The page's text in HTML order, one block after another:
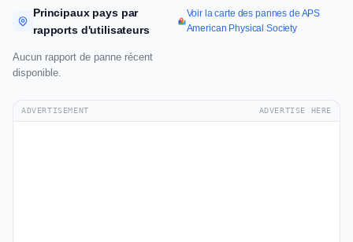
Principaux pays par
rapports d'utilisateurs
Voir la carte des pannes de APS
American Physical Society
Aucun rapport de panne récent
disponible.
ADVERTISEMENT ADVERTISE HERE